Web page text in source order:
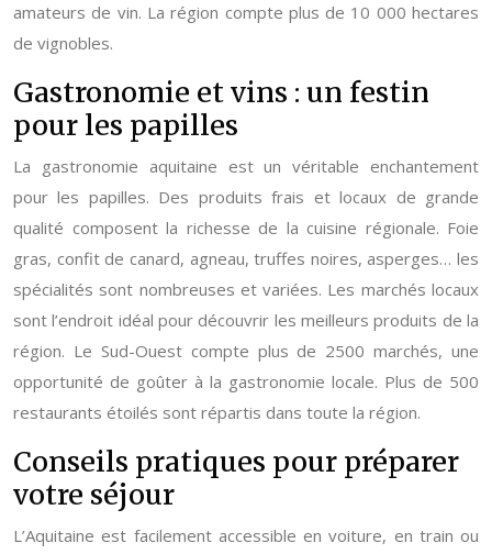
amateurs de vin. La région compte plus de 10 000 hectares
de vignobles.
Gastronomie et vins : un festin
pour les papilles
La gastronomie aquitaine est un véritable enchantement
pour les papilles. Des produits frais et locaux de grande
qualité composent la richesse de la cuisine régionale. Foie
gras, confit de canard, agneau, truffes noires, asperges… les
spécialités sont nombreuses et variées. Les marchés locaux
sont l’endroit idéal pour découvrir les meilleurs produits de la
région. Le Sud-Ouest compte plus de 2500 marchés, une
opportunité de goûter à la gastronomie locale. Plus de 500
restaurants étoilés sont répartis dans toute la région.
Conseils pratiques pour préparer
votre séjour
L’Aquitaine est facilement accessible en voiture, en train ou